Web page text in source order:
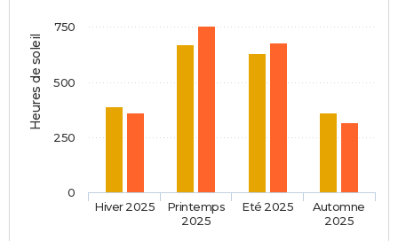
Heures de soleil
Hiver 2025
Printemps
2025
Eté 2025
Automne
2025
0
250
500
750